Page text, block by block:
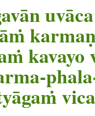
uvāca
kavayo